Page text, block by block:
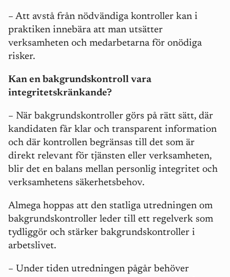
– Att avstå från nödvändiga kontroller kan i
praktiken innebära att man utsätter
verksamheten och medarbetarna för onödiga
risker.
Kan en bakgrundskontroll vara
integritetskränkande?
– När bakgrundskontroller görs på rätt sätt, där
kandidaten får klar och transparent information
och där kontrollen begränsas till det som är
direkt relevant för tjänsten eller verksamheten,
blir det en balans mellan personlig integritet och
verksamhetens säkerhetsbehov.
Almega hoppas att den statliga utredningen om
bakgrundskontroller leder till ett regelverk som
tydliggör och stärker bakgrundskontroller i
arbetslivet.
– Under tiden utredningen pågår behöver